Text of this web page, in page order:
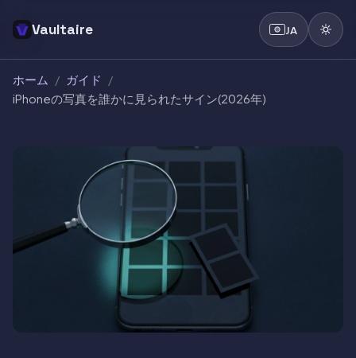
Vaultaire JA
ホーム / ガイド
/
iPhoneの写真を誰かに見られたサイン(2026年)